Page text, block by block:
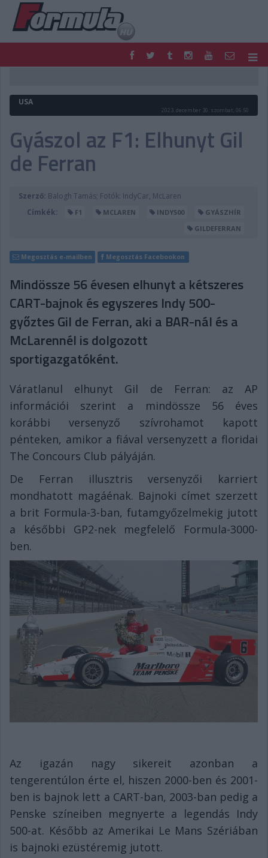
FORMULA
MOTOR
HAZAI
PODCAST
SHOP
LIVE
DIGITÁLIS MAGAZIN
USA
2023. december 30. szombat, 06:50
Gyászol az F1: Elhunyt Gil
de Ferran
Szerző: Balogh Tamás; Fotók: IndyCar, McLaren
Címkék:
F1 MCLAREN INDY500
GYÁSZHÍR
GILDEFERRAN
Megosztás e-mailben Megosztás Facebookon
Mindössze 56 évesen elhunyt a kétszeres
CART-bajnok és egyszeres Indy 500-
győztes Gil de Ferran, aki a BAR-nál és a
McLarennél is dolgozott
sportigazgatóként.
Váratlanul elhunyt Gil de Ferran: az AP
információi szerint a mindössze 56 éves
korábbi versenyző szívrohamot kapott
pénteken, amikor a fiával versenyzett a floridai
The Concours Club pályáján.
De Ferran illusztris versenyzői karriert
mondhatott magáénak. Bajnoki címet szerzett
a brit Formula-3-ban, futamgyőzelmekig jutott
a későbbi GP2-nek megfelelő Formula-3000-
ben.
Az igazán nagy sikereit azonban a
tengerentúlon érte el, hiszen 2000-ben és 2001-
ben is bajnok lett a CART-ban, 2003-ban pedig a
Penske színeiben megnyerte a legendás Indy
500-at. Később az Amerikai Le Mans Szériában
is bajnoki ezüstéremig jutott.